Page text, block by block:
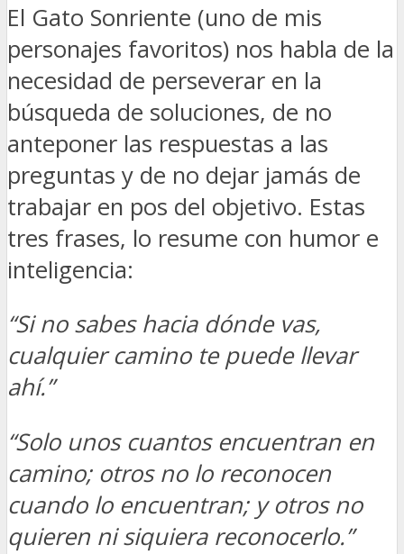
El Gato Sonriente (uno de mis
personajes favoritos) nos habla de la
necesidad de perseverar en la
búsqueda de soluciones, de no
anteponer las respuestas a las
preguntas y de no dejar jamás de
trabajar en pos del objetivo. Estas
tres frases, lo resume con humor e
inteligencia:
“Si no sabes hacia dónde vas,
cualquier camino te puede llevar
ahí.”
“Solo unos cuantos encuentran en
camino; otros no lo reconocen
cuando lo encuentran; y otros no
quieren ni siquiera reconocerlo.”